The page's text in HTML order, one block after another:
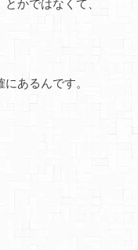
かではなくて、
あるんです。